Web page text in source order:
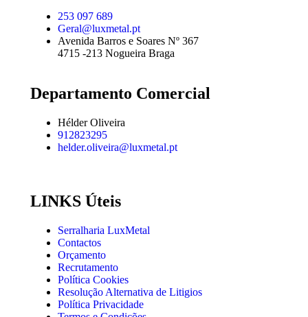
253 097 689
Geral@luxmetal.pt
Avenida Barros e Soares Nº 367
4715 -213 Nogueira Braga
Departamento Comercial
Hélder Oliveira
912823295
helder.oliveira@luxmetal.pt
LINKS Úteis
Serralharia LuxMetal
Contactos
Orçamento
Recrutamento
Política Cookies
Resolução Alternativa de Litigios
Política Privacidade